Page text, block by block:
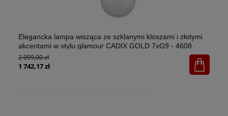
Elegancka lampa wisząca ze szklanymi kloszami i złotymi
akcentami w stylu glamour CADIX GOLD 7xG9 - 4608
2 099,00 zł
1 742,17 zł